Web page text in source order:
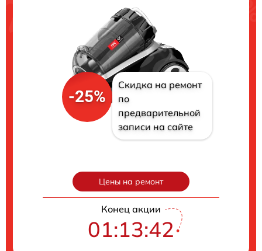
-25%
Скидка на ремонт
по
предварительной
записи на сайте
Цены на ремонт
Конец акции
01:13:40